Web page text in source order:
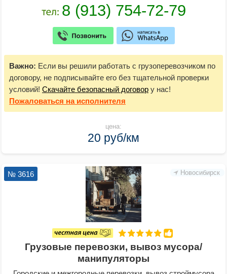
Важно: Если вы решили работать с грузоперевозчиком по
договору, не подписывайте его без тщательной проверки
условий! Скачайте безопасный договор у нас!
Пожаловаться на исполнителя
цена:
20 руб/км
Новосибирск
№ 3616
Грузовые перевозки, вывоз мусора/
манипуляторы